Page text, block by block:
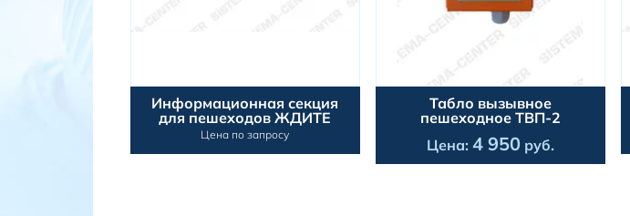
Информационная секция
для пешеходов ЖДИТЕ
Цена по запросу
Табло вызывное
пешеходное ТВП-2
Цена: 4 950 руб.